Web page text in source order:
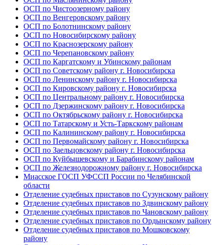
ОСП по Чистоозерному району
ОСП по Венгеровскому району
ОСП по Болотнинскому району
ОСП по Новосибирскому району
ОСП по Краснозерскому району
ОСП по Черепановскому району
ОСП по Каргатскому и Убинскому районам
ОСП по Советскому району г. Новосибирска
ОСП по Ленинскому району г. Новосибирска
ОСП по Кировскому району г. Новосибирска
ОСП по Центральному району г. Новосибирска
ОСП по Дзержинскому району г. Новосибирска
ОСП по Октябрьскому району г. Новосибирска
ОСП по Татарскому и Усть-Таркскому районам
ОСП по Калининскому району г. Новосибирска
ОСП по Первомайскому району г. Новосибирска
ОСП по Заельцовскому району г. Новосибирска
ОСП по Куйбышевскому и Барабинскому районам
ОСП по Железнодорожному району г. Новосибирска
Миасское ГОСП УФССП России по Челябинской
области
Отделение судебных приставов по Сузунскому району
Отделение судебных приставов по Здвинскому району
Отделение судебных приставов по Чановскому району
Отделение судебных приставов по Ордынскому району
Отделение судебных приставов по Мошковскому
району